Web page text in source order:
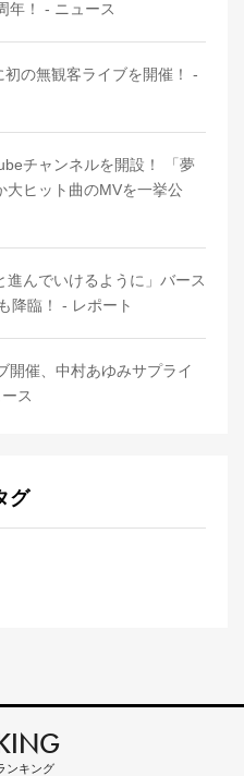
年！ - ニュース
の無観客ライブを開催！ -
チャンネルを開設！ 「夢
大ヒット曲のMVを一挙公
んでいけるように」バース
降臨！ - レポート
開催、中村あゆみサプライ
ス
グ
ンキング